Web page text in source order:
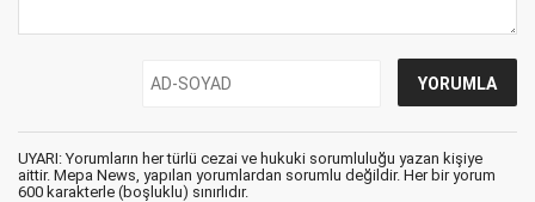
UYARI: Yorumların her türlü cezai ve hukuki sorumluluğu yazan kişiye
aittir. Mepa News, yapılan yorumlardan sorumlu değildir. Her bir yorum
600 karakterle (boşluklu) sınırlıdır.